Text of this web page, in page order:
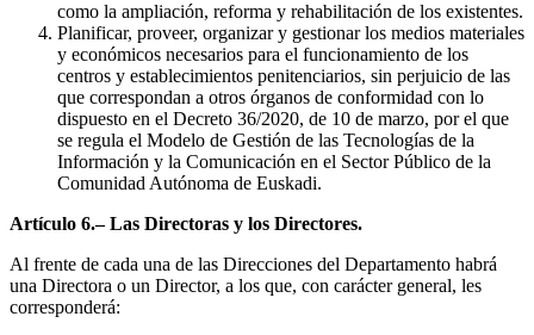
como la ampliación, reforma y rehabilitación de los existentes.
Planificar, proveer, organizar y gestionar los medios materiales
y económicos necesarios para el funcionamiento de los
centros y establecimientos penitenciarios, sin perjuicio de las
que correspondan a otros órganos de conformidad con lo
dispuesto en el Decreto 36/2020, de 10 de marzo, por el que
se regula el Modelo de Gestión de las Tecnologías de la
Información y la Comunicación en el Sector Público de la
Comunidad Autónoma de Euskadi.
Artículo 6.– Las Directoras y los Directores.
Al frente de cada una de las Direcciones del Departamento habrá
una Directora o un Director, a los que, con carácter general, les
corresponderá: